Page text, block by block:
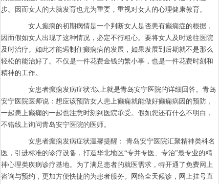
步。因而女人的大脑发育也尤为重要，重视对女人的心理健康教育。
女人癫痫的初期病情是一个判断女人是否患有癫痫症的根据，
因而假如女人出现了这种情况，必定不行粗心。要将女人及时送往医院
及时治疗。如此才能遏制住癫痫病的发展，如果发展到后期就不是那么
轻松的能治好了。不仅是一件花费金钱的繁小事，也是一件花费时刻和
精神的工作。
女患者癫痫发病症状?以上就是青岛安宁医院的详细回答。青岛
安宁医院医师说：想应该预防女人患上癫痫就能做好癫痫病因的预防，
一起患上癫痫的一起也注意时刻到医院承受。假如您还有什么不明白，
不错线上询问青岛安宁医院的医师。
女患者癫痫发病症状温馨提醒： 青岛安宁医院汇聚精神类科名
医，引进标准的诊疗设备，打造华北地区“专并专医、专治”最专业的精
神心理类疾病诊疗基地。为了满足患者的就医需求，特开通了免费网上
咨询与预约，更加方便快捷的为患者服务。网络全天候诊，网上挂号直